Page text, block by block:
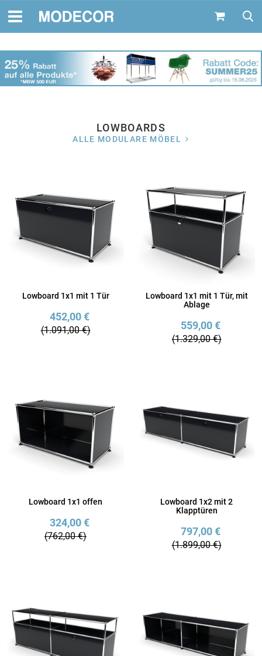
LOWBOARDS
ALLE MODULARE MÖBEL
Lowboard 1x1 mit 1 Tür
452,00 €
(1.091,00 €)
Lowboard 1x1 mit 1 Tür, mit
Ablage
559,00 €
(1.329,00 €)
Lowboard 1x1 offen
324,00 €
(762,00 €)
Lowboard 1x2 mit 2
Klapptüren
797,00 €
(1.899,00 €)